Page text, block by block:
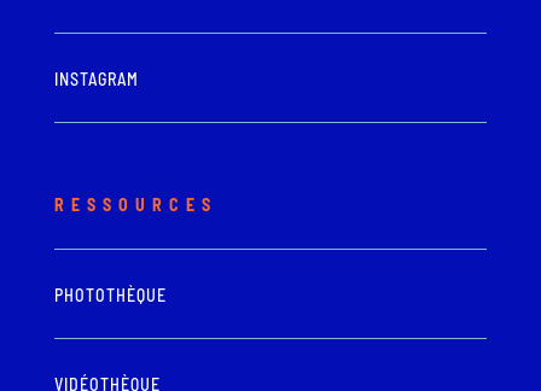
INSTAGRAM
RESSOURCES
PHOTOTHÈQUE
VIDÉOTHÈQUE